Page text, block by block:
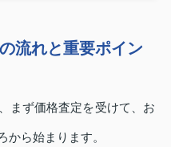
流れと重要ポイン
まず価格査定を受けて、お
から始まります。